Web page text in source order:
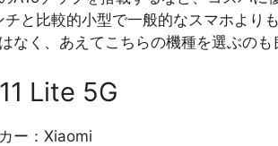
と比較的小型で一般的なスマホより
なく、あえてこちらの機種を選ぶのも
Lite 5G
ー：Xiaomi